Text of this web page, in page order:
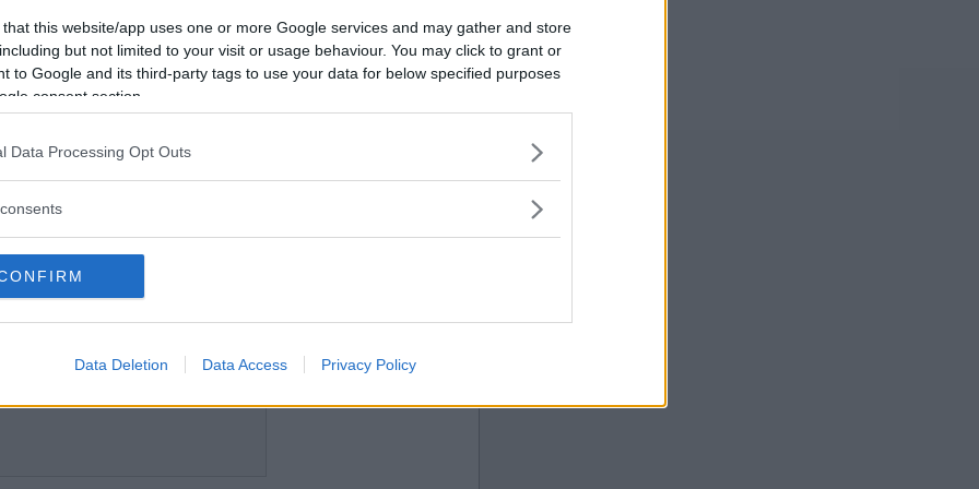
that this website/app uses one or more Google services and may gather and store
but not limited to your visit or usage behaviour. You may click to grant or
to Google and its third-party tags to use your data for below specified purposes
consent section.
Data Processing Opt Outs
Data Deletion Data Access Privacy Policy
Vill du bli
medlem?